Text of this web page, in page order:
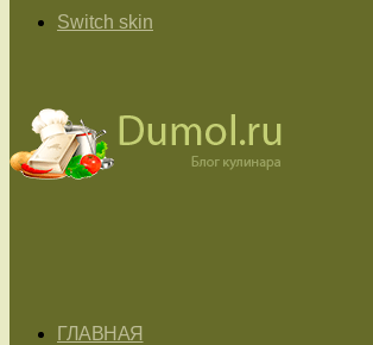
Switch skin
ГЛАВНАЯ